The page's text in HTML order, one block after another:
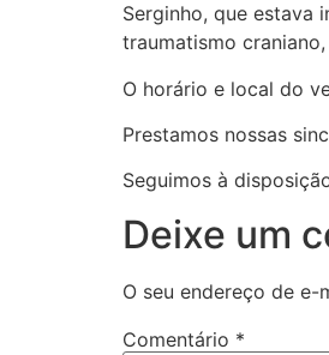
Serginho, que estava
traumatismo
O horário e local do
Prestamos nossas
Seguimos à
Deixe um
O seu endereço de e-
Comentário *